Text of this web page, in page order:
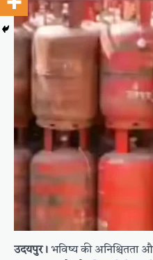
उदयपुर। भविष्य की अनिश्चितता